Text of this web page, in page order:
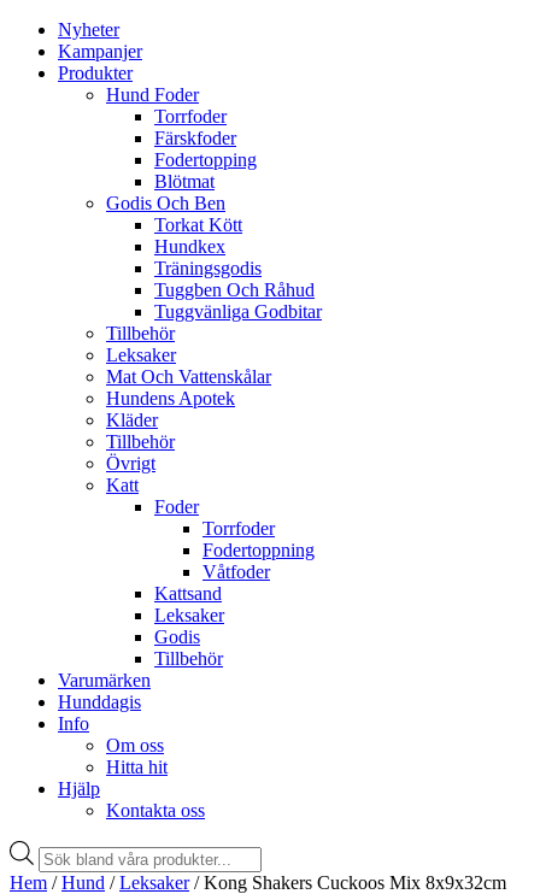
Nyheter
Kampanjer
Produkter
Hund Foder
Torrfoder
Färskfoder
Fodertopping
Blötmat
Godis Och Ben
Torkat Kött
Hundkex
Träningsgodis
Tuggben Och Råhud
Tuggvänliga Godbitar
Tillbehör
Leksaker
Mat Och Vattenskålar
Hundens Apotek
Kläder
Tillbehör
Övrigt
Katt
Foder
Torrfoder
Fodertoppning
Våtfoder
Kattsand
Leksaker
Godis
Tillbehör
Varumärken
Hunddagis
Info
Om oss
Hitta hit
Hjälp
Kontakta oss
Products
search
Hem /Hund /Leksaker/ Kong Shakers Cuckoos Mix 8x9x32cm